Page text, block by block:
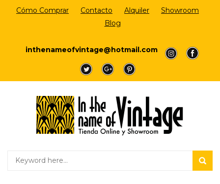
Cómo Comprar Contacto Alquiler
Showroom
Blog
inthenameofvintage@hotmail.com
a
a
a
a a